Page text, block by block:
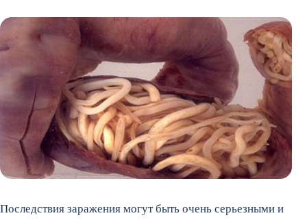
Последствия заражения могут быть очень серьезными и